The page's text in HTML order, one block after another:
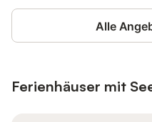
Alle
Ferienhäuser mit